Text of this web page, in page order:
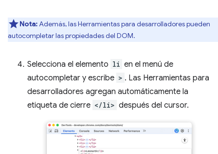
Nota: Además, las Herramientas para desarrolladores pueden
autocompletar las propiedades del DOM.
Selecciona el elemento li en el menú de
autocompletar y escribe > . Las Herramientas para
desarrolladores agregan automáticamente la
etiqueta de cierre </li> después del cursor.